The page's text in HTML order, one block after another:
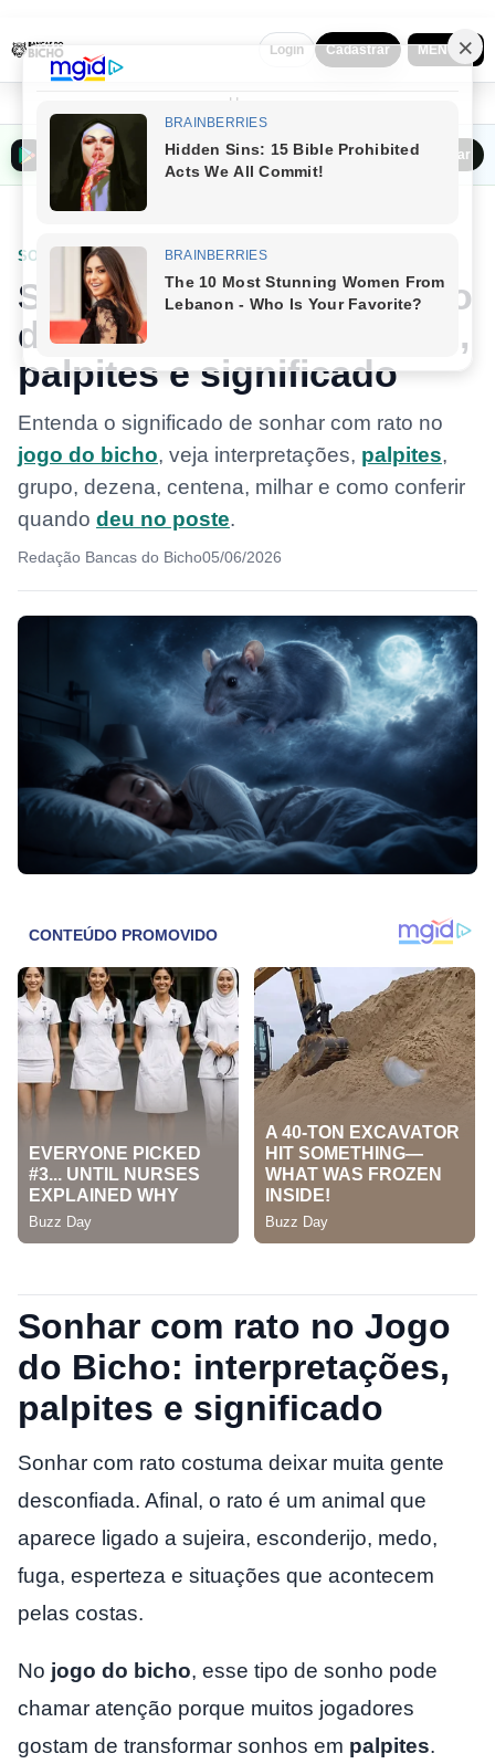
MENU ▼
Login Cadastrar
Home
Baixar o Bancas do Bicho na Play Store Baixar
SONHOS
Sonhar com rato no Jogo
do Bicho: interpretações,
palpites e significado
Entenda o significado de sonhar com rato no
jogo do bicho, veja interpretações, palpites,
grupo, dezena, centena, milhar e como conferir
quando deu no poste.
Redação Bancas do Bicho05/06/2026
Sonhar com rato no Jogo
do Bicho: interpretações,
palpites e significado
Sonhar com rato costuma deixar muita gente
desconfiada. Afinal, o rato é um animal que
aparece ligado a sujeira, esconderijo, medo,
fuga, esperteza e situações que acontecem
pelas costas.
No jogo do bicho, esse tipo de sonho pode
chamar atenção porque muitos jogadores
gostam de transformar sonhos em palpites.